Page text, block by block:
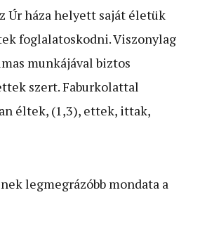
Úr háza helyett saját életük
foglalatoskodni. Viszonylag
munkájával biztos
szert. Faburkolattal
éltek, (1,3), ettek, ittak,
legmegrázóbb mondata a